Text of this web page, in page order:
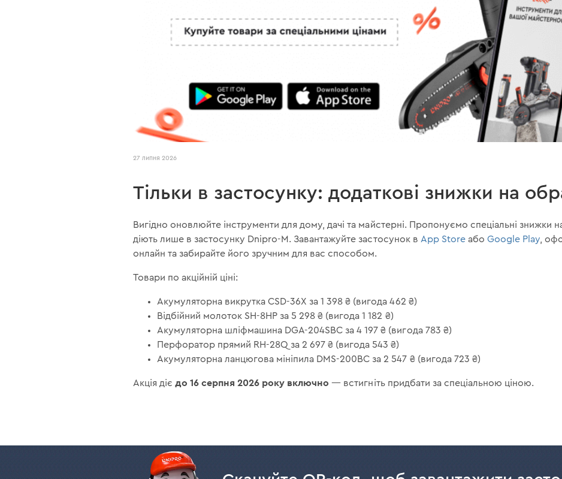
27 липня 2026
Тільки в застосунку: додаткові знижки на
Вигідно оновлюйте інструменти для дому, дачі та майстерні. Пропонуємо спеціальні знижки
діють лише в застосунку Dnipro-M. Завантажуйте застосунок в App Storeабо Google Play,
онлайн та забирайте його зручним для вас способом.
Товари по акційній ціні:
Акумуляторна викрутка CSD-36X за 1 398 ₴ (вигода 462 ₴)
Відбійний молоток SH-8HP за 5 298 ₴ (вигода 1 182 ₴)
Акумуляторна шліфмашина DGA-204SBC за 4 197 ₴ (вигода 783 ₴)
Перфоратор прямий RH-28Q за 2 697 ₴ (вигода 543 ₴)
Акумуляторна ланцюгова мініпила DMS-200BC за 2 547 ₴ (вигода 723 ₴)
Акція дієдо 16 серпня 2026 року включно— встигніть придбати за спеціальною ціною.